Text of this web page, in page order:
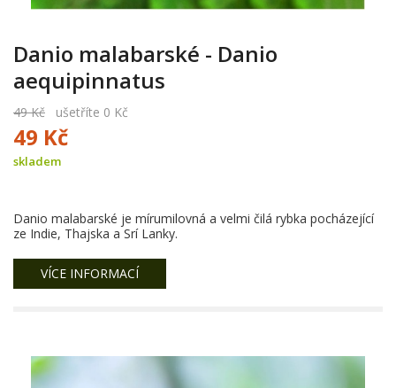
Danio malabarské - Danio
aequipinnatus
49 Kč ušetříte 0 Kč
49 Kč
skladem
Danio malabarské je mírumilovná a velmi čilá rybka pocházející
ze Indie, Thajska a Srí Lanky.
VÍCE INFORMACÍ